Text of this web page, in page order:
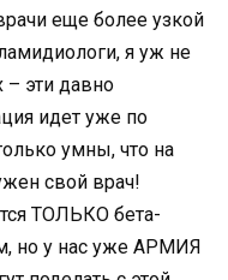
еще более узкой
я уж не
– эти давно
идет уже по
умны, что на
свой врач!
ТОЛЬКО бета-
но у нас уже АРМИЯ